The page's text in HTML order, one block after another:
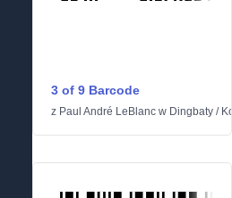
3 of 9 Barcode
z Paul André LeBlanc w Dingbaty /